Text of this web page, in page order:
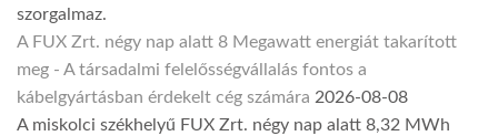
szorgalmaz.
A FUX Zrt. négy nap alatt 8 Megawatt energiát takarított
meg - A társadalmi felelősségvállalás fontos a
kábelgyártásban érdekelt cég számára 2026-08-08
A miskolci székhelyű FUX Zrt. négy nap alatt 8,32 MWh